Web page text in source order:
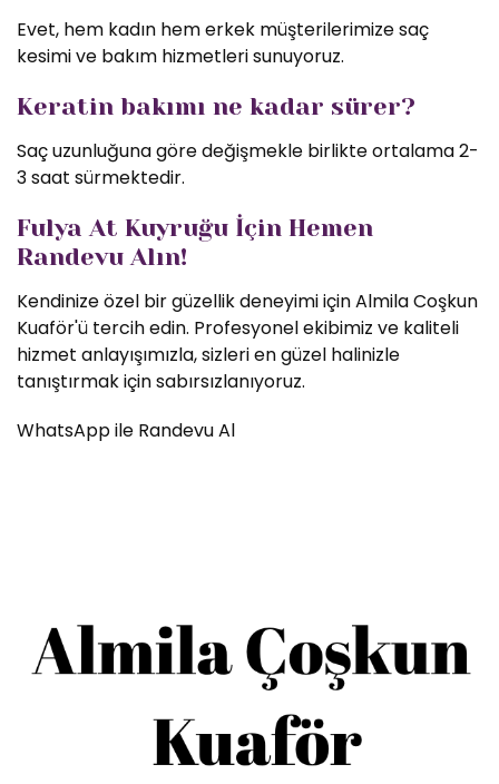
Evet, hem kadın hem erkek müşterilerimize saç
kesimi ve bakım hizmetleri sunuyoruz.
Keratin bakımı ne kadar sürer?
Saç uzunluğuna göre değişmekle birlikte ortalama 2-
3 saat sürmektedir.
Fulya At Kuyruğu İçin Hemen
Randevu Alın!
Kendinize özel bir güzellik deneyimi için Almila Coşkun
Kuaför'ü tercih edin. Profesyonel ekibimiz ve kaliteli
hizmet anlayışımızla, sizleri en güzel halinizle
tanıştırmak için sabırsızlanıyoruz.
WhatsApp ile Randevu Al